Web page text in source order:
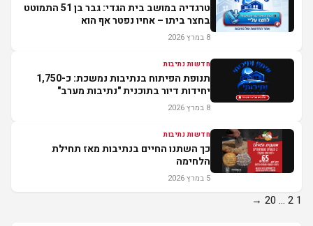
טרגדיה במושב בית הגדי: גבר בן 51 התמוטט
בחצר ביתו – אחיו נפטר אף הוא
8 במרץ 2026
חדשות נתיבות
תנופת הפיתוח בנתיבות נמשכת: כ-1,750
יחידות דיור בתוכנית "נתיבות מערב"
8 במרץ 2026
חדשות נתיבות
כך השתנו החיים בנתיבות מאז תחילת
הלחימה
5 במרץ 2026
Posts1
2
…
20
→